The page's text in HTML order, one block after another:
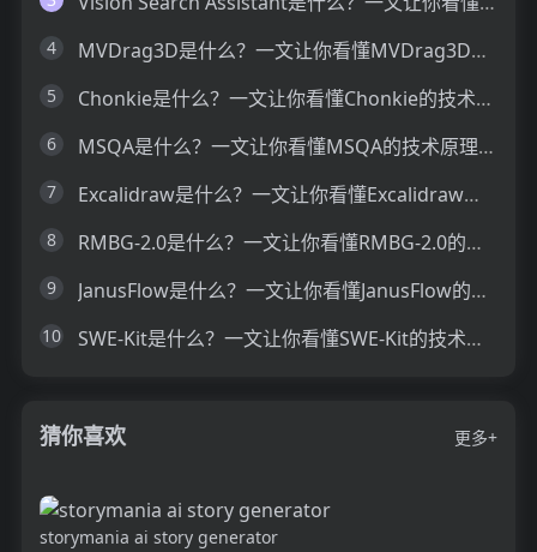
4 MVDrag3D是什么？一文让你看懂MVDrag3D的技术原理、主要功能、应用场景
5 Chonkie是什么？一文让你看懂Chonkie的技术原理、主要功能、应用场景
6 MSQA是什么？一文让你看懂MSQA的技术原理、主要功能、应用场景
7 Excalidraw是什么？一文让你看懂Excalidraw的技术原理、主要功能、应用场景
8 RMBG-2.0是什么？一文让你看懂RMBG-2.0的技术原理、主要功能、应用场景
9 JanusFlow是什么？一文让你看懂JanusFlow的技术原理、主要功能、应用场景
10 SWE-Kit是什么？一文让你看懂SWE-Kit的技术原理、主要功能、应用场景
猜你喜欢 更多+
storymania ai story generator